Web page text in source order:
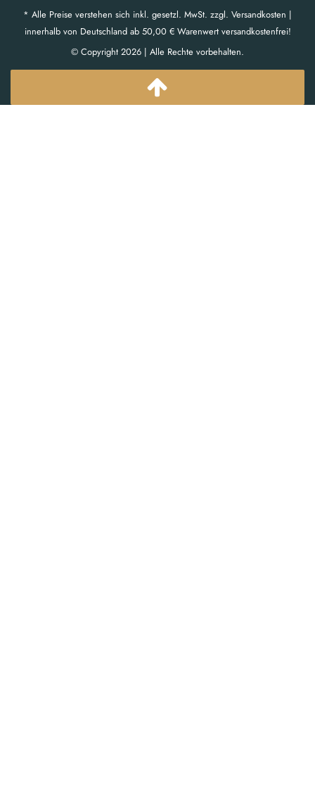
* Alle Preise verstehen sich inkl. gesetzl. MwSt. zzgl. Versandkosten |
innerhalb von Deutschland ab 50,00 € Warenwert versandkostenfrei!
© Copyright 2026 | Alle Rechte vorbehalten.